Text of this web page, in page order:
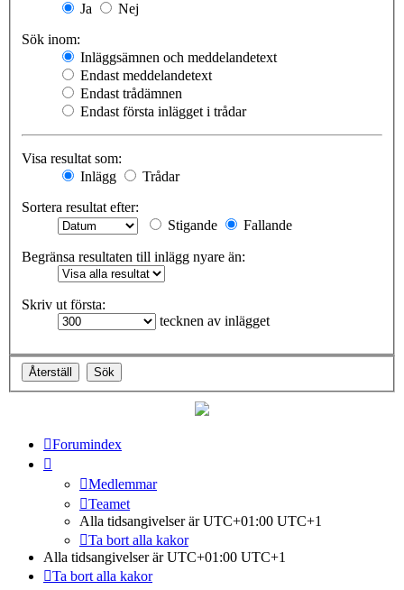
Ja
Nej
Sök inom:
Inläggsämnen och meddelandetext
Endast meddelandetext
Endast trådämnen
Endast första inlägget i trådar
Visa resultat som:
Inlägg
Trådar
Sortera resultat efter:
Stigande
Fallande
Begränsa resultaten till inlägg nyare än:
Skriv ut första:
tecknen av inlägget
Forumindex
Medlemmar
Teamet
Alla tidsangivelser är UTC+01:00 UTC+1
Ta bort alla kakor
Alla tidsangivelser är UTC+01:00 UTC+1
Ta bort alla kakor